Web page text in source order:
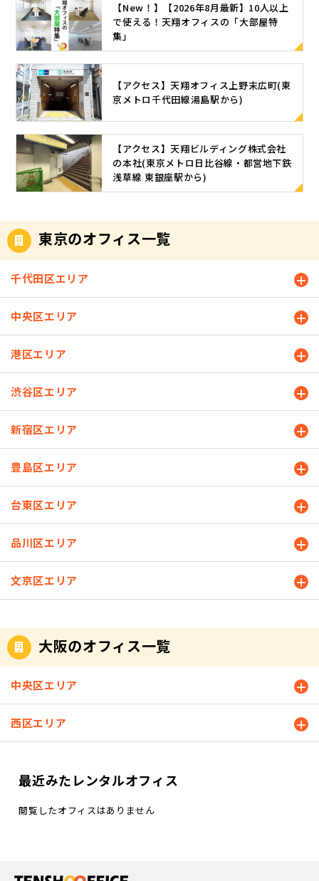
【New！】【2026年8月最新】10人以上
で使える！天翔オフィスの「大部屋特
集」
【アクセス】天翔オフィス上野末広町(東
京メトロ千代田線湯島駅から)
【アクセス】天翔ビルディング株式会社
の本社(東京メトロ日比谷線・都営地下鉄
浅草線 東銀座駅から)
東京のオフィス一覧
千代田区エリア
中央区エリア
港区エリア
渋谷区エリア
新宿区エリア
豊島区エリア
台東区エリア
品川区エリア
文京区エリア
大阪のオフィス一覧
中央区エリア
西区エリア
最近みたレンタルオフィス
閲覧したオフィスはありません